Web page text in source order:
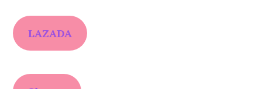
LAZADA